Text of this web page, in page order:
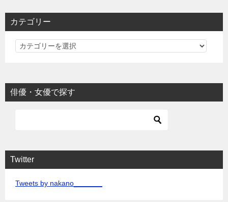
カテゴリー
カ
リ
ー
俳優・女優で探す
Twitter
Tweets by nakano_______